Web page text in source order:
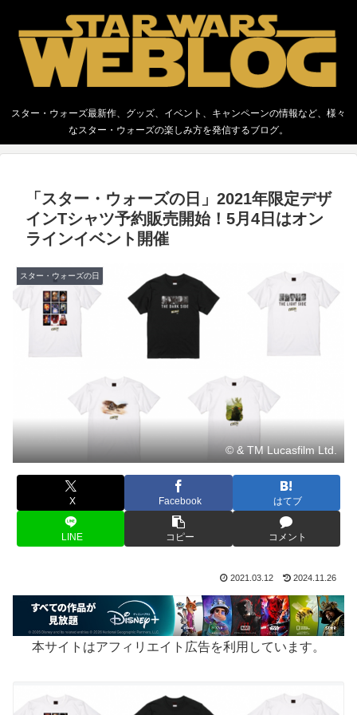
スター・ウォーズ最新作、グッズ、イベント、キャンペーンの情報など、様々
なスター・ウォーズの楽しみ方を発信するブログ。
「スター・ウォーズの日」2021年限定デザ
インTシャツ予約販売開始！5月4日はオン
ラインイベント開催
スター・ウォーズの日
© & TM Lucasfilm Ltd.
X Facebook はてブ
LINE コピー コメント
2021.03.12 2024.11.26
本サイトはアフィリエイト広告を利用しています。